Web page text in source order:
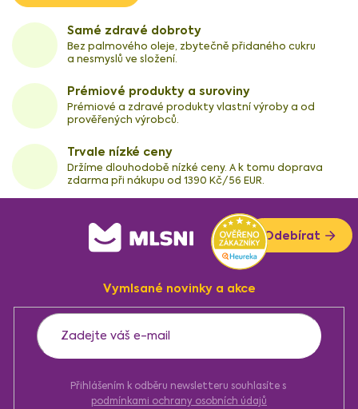
Samé zdravé dobroty
Bez palmového oleje, zbytečně přidaného cukru
a nesmyslů ve složení.
Prémiové produkty a suroviny
Prémiové a zdravé produkty vlastní výroby a od
prověřených výrobců.
Trvale nízké ceny
Držíme dlouhodobě nízké ceny. A k tomu doprava
zdarma při nákupu od 1390 Kč/56 EUR.
Vymlsané novinky a akce
Přihlášením k odběru newsletteru souhlasíte s
podmínkami ochrany osobních údajů
Odebírat